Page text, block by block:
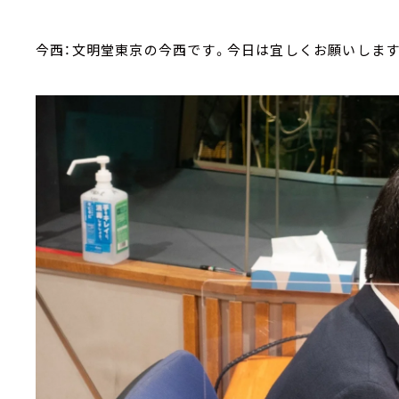
今西：文明堂東京の今西です。今日は宜しくお願いしま